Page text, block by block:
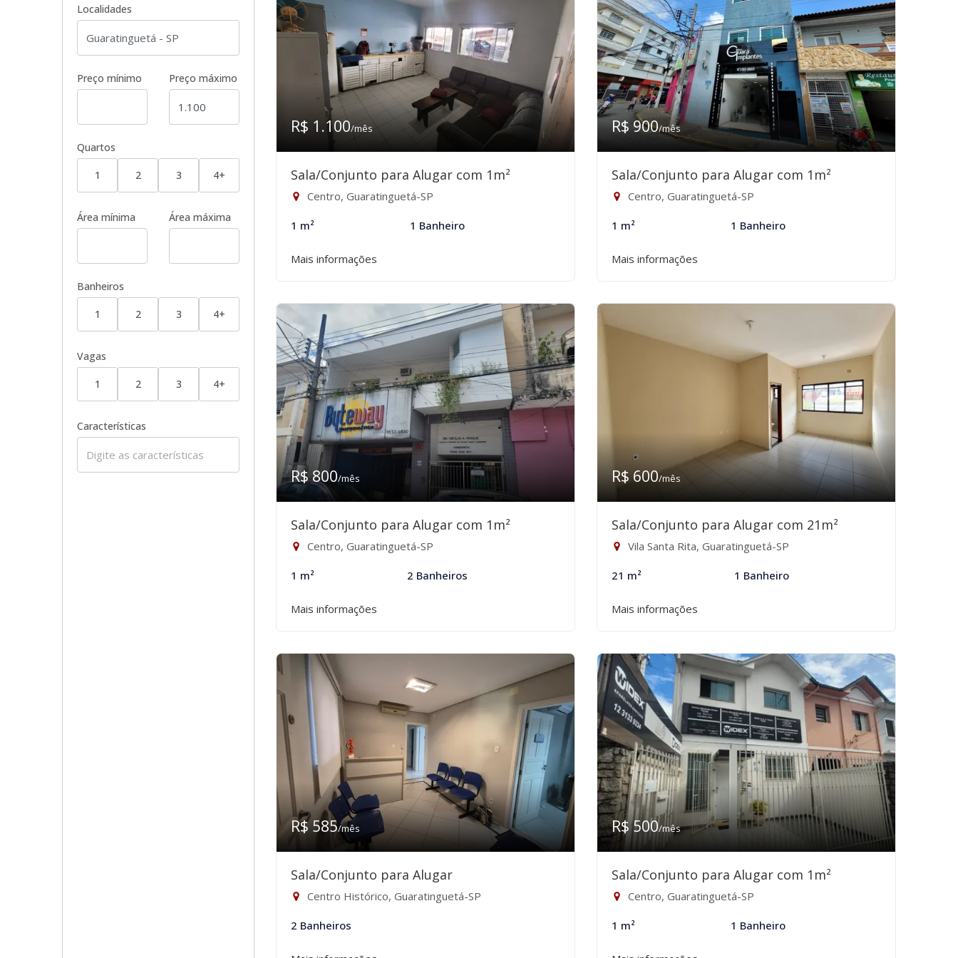
Localidades
Preço mínimo Preço máximo
Quartos
1 2 3 4+
Área mínima Área máxima
Banheiros
1 2 3 4+
Vagas
1 2 3 4+
Características
R$ 1.100/mês
Sala/Conjunto para Alugar com 1m²
Centro, Guaratinguetá-SP
1 m² 1 Banheiro
Mais informações
R$ 900/mês
Sala/Conjunto para Alugar com 1m²
Centro, Guaratinguetá-SP
1 m² 1 Banheiro
Mais informações
R$ 800/mês
Sala/Conjunto para Alugar com 1m²
Centro, Guaratinguetá-SP
1 m² 2 Banheiros
Mais informações
R$ 600/mês
Sala/Conjunto para Alugar com 21m²
Vila Santa Rita, Guaratinguetá-SP
21 m² 1 Banheiro
Mais informações
R$ 585/mês
Sala/Conjunto para Alugar
Centro Histórico, Guaratinguetá-SP
2 Banheiros
R$ 500/mês
Sala/Conjunto para Alugar com 1m²
Centro, Guaratinguetá-SP
1 m² 1 Banheiro